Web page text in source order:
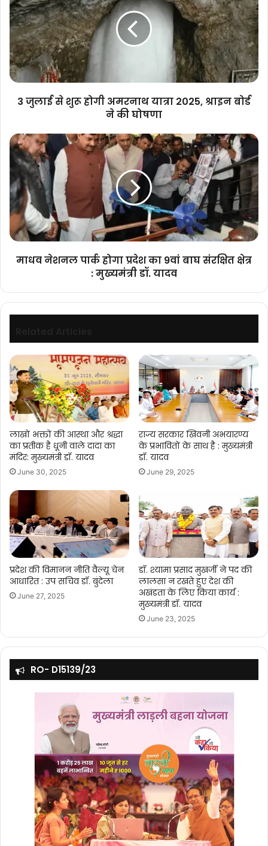
से
शुरू
होगी
अमरनाथ
यात्रा
2025,
श्राइन
3 जुलाई से शुरू होगी अमरनाथ यात्रा 2025, श्राइन बोर्ड
ने की घोषणा
माधव
नेशनल
पार्क
होगा
प्रदेश
का
9वां
बाघ
संरक्षित
यादव
माधव नेशनल पार्क होगा प्रदेश का 9वां बाघ संरक्षित क्षेत्र
: मुख्यमंत्री डॉ. यादव
लाखों भक्तों की आस्था और श्रद्धा
का प्रतीक है धूनी वाले दादा का
मंदिर: मुख्यमंत्री डॉ. यादव
June 30, 2025
राज्य सरकार खिवनी अभयारण्य
के प्रभावितों के साथ है : मुख्यमंत्री
डॉ. यादव
June 29, 2025
प्रदेश की विमानन नीति वैल्यू चेन
आधारित : उप सचिव डॉ. बुंदेला
June 27, 2025
डॉ. श्यामा प्रसाद मुखर्जी ने पद की
लालसा न रखते हुए देश की
अखंडता के लिए किया कार्य :
मुख्यमंत्री डॉ. यादव
June 23, 2025
RO- D15139/23